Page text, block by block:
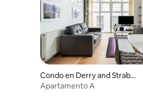
Condo en Derry and Straban
e
Apartamento A